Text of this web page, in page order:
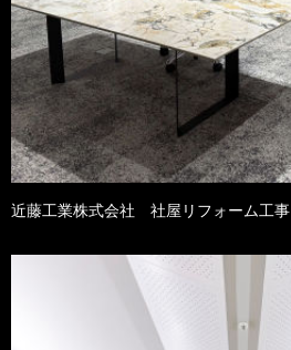
近藤工業株式会社 社屋リフォーム工事